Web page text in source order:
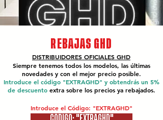
REBAJAS GHD
DISTRIBUIDORES OFICIALES GHD
Siempre tenemos todos los modelos, las últimas
novedades y con el mejor precio posible.
Introduce el código "EXTRAGHD" y obtendrás un 5%
de descuento extra sobre los precios ya rebajados.
Introduce el Código: "EXTRAGHD"